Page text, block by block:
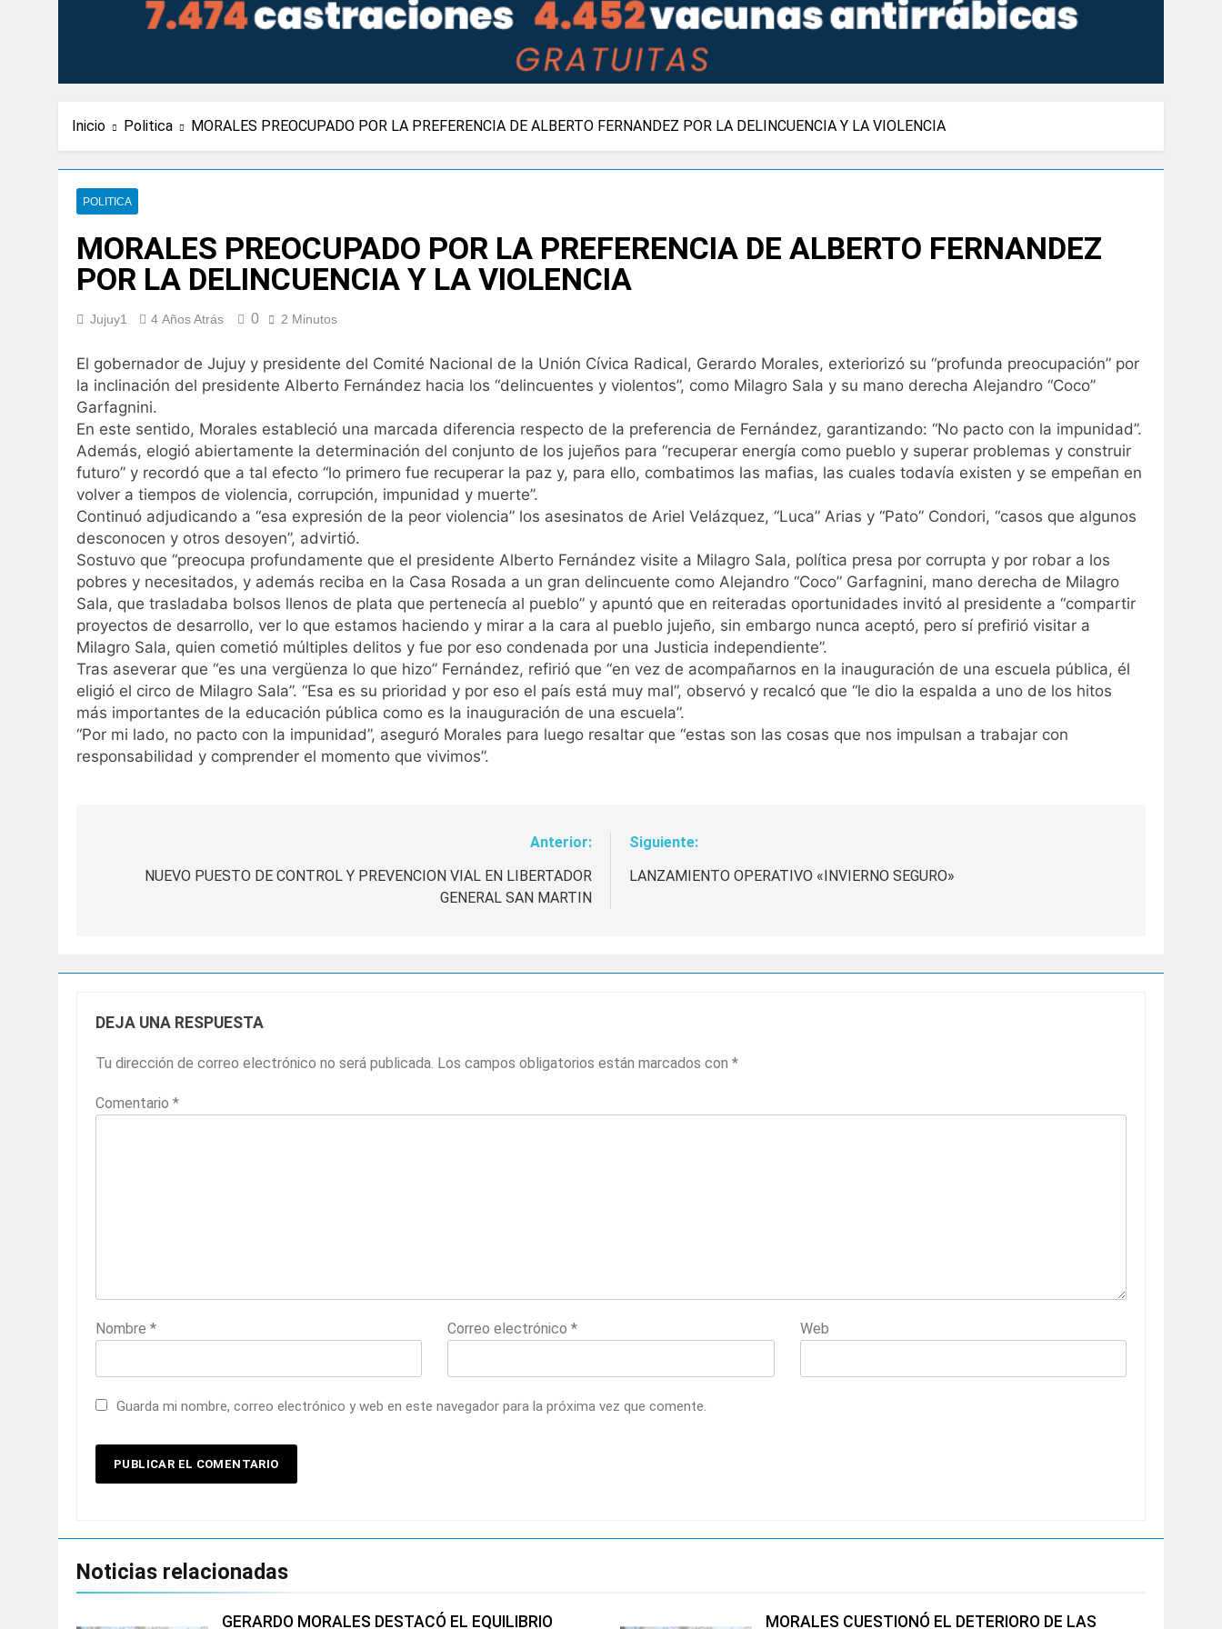
Inicio Politica MORALES PREOCUPADO POR LA PREFERENCIA DE ALBERTO FERNANDEZ POR LA DELINCUENCIA Y LA VIOLENCIA
POLITICA
MORALES PREOCUPADO POR LA PREFERENCIA DE ALBERTO FERNANDEZ
POR LA DELINCUENCIA Y LA VIOLENCIA
Jujuy1 4 Años Atrás 0 2 Minutos
El gobernador de Jujuy y presidente del Comité Nacional de la Unión Cívica Radical, Gerardo Morales, exteriorizó su “profunda preocupación” por
la inclinación del presidente Alberto Fernández hacia los “delincuentes y violentos”, como Milagro Sala y su mano derecha Alejandro “Coco”
Garfagnini.
En este sentido, Morales estableció una marcada diferencia respecto de la preferencia de Fernández, garantizando: “No pacto con la impunidad”.
Además, elogió abiertamente la determinación del conjunto de los jujeños para “recuperar energía como pueblo y superar problemas y construir
futuro” y recordó que a tal efecto “lo primero fue recuperar la paz y, para ello, combatimos las mafias, las cuales todavía existen y se empeñan en
volver a tiempos de violencia, corrupción, impunidad y muerte”.
Continuó adjudicando a “esa expresión de la peor violencia” los asesinatos de Ariel Velázquez, “Luca” Arias y “Pato” Condori, “casos que algunos
desconocen y otros desoyen”, advirtió.
Sostuvo que “preocupa profundamente que el presidente Alberto Fernández visite a Milagro Sala, política presa por corrupta y por robar a los
pobres y necesitados, y además reciba en la Casa Rosada a un gran delincuente como Alejandro “Coco” Garfagnini, mano derecha de Milagro
Sala, que trasladaba bolsos llenos de plata que pertenecía al pueblo” y apuntó que en reiteradas oportunidades invitó al presidente a “compartir
proyectos de desarrollo, ver lo que estamos haciendo y mirar a la cara al pueblo jujeño, sin embargo nunca aceptó, pero sí prefirió visitar a
Milagro Sala, quien cometió múltiples delitos y fue por eso condenada por una Justicia independiente”.
Tras aseverar que “es una vergüenza lo que hizo” Fernández, refirió que “en vez de acompañarnos en la inauguración de una escuela pública, él
eligió el circo de Milagro Sala”. “Esa es su prioridad y por eso el país está muy mal”, observó y recalcó que “le dio la espalda a uno de los hitos
más importantes de la educación pública como es la inauguración de una escuela”.
“Por mi lado, no pacto con la impunidad”, aseguró Morales para luego resaltar que “estas son las cosas que nos impulsan a trabajar con
responsabilidad y comprender el momento que vivimos”.
Anterior:
NUEVO PUESTO DE CONTROL Y PREVENCION VIAL EN LIBERTADOR
GENERAL SAN MARTIN
Siguiente:
LANZAMIENTO OPERATIVO «INVIERNO SEGURO»
DEJA UNA RESPUESTA
Tu dirección de correo electrónico no será publicada. Los campos obligatorios están marcados con *
Comentario *
Nombre * Correo electrónico* Web
Guarda mi nombre, correo electrónico y web en este navegador para la próxima vez que comente.
Noticias relacionadas
GERARDO MORALES DESTACÓ EL EQUILIBRIO MORALES CUESTIONÓ EL DETERIORO DE LAS